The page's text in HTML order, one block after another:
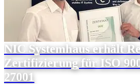
NIC Systemhaus erhält
Zertifizierung für ISO
27001